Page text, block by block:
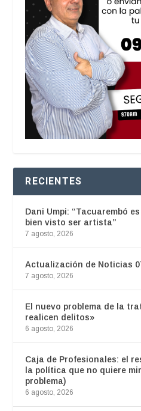
RECIENTES
Dani Umpi: “Tacuarembó
bien visto ser artista”
7 agosto, 2026
Actualización de Noticias
7 agosto, 2026
El nuevo problema de la
realicen delitos»
6 agosto, 2026
Caja de Profesionales: el
la política que no quiere
problema)
6 agosto, 2026